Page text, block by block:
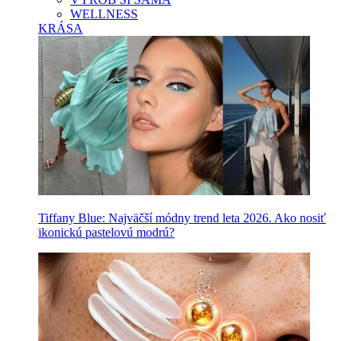
WELLNESS
KRÁSA
Tiffany Blue: Najväčší módny trend leta 2026. Ako nosiť
ikonickú pastelovú modrú?